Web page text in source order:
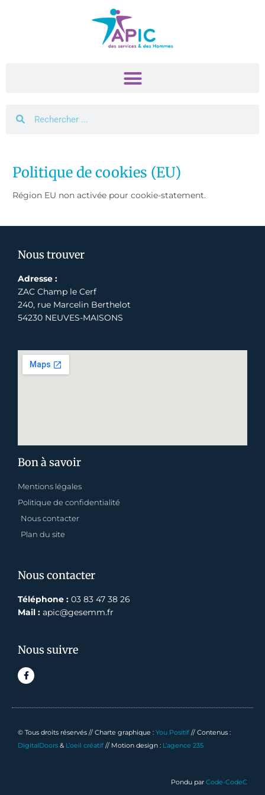
Politique de cookies (EU)
Région EU non activée pour cookie-statement.
Nous trouver
Adresse :
ZAC Champ le Cerf
240, rue Marcelin Berthelot
54230 NEUVES-MAISONS
Bon à savoir
Mentions légales
Politique de confidentialité
Nous contacter
Plan du site
Nous contacter
Téléphone : 03 83 47 38 26
Mail : apic@gesemm.fr
Nous suivre
F
a
k
-
f
© Tous droits réservés // Charte graphique : You Positif // Contenus :
DigitalDoors & L’oeil créatif // Motion design : L’agence 235
Pondu par Code-CodeC